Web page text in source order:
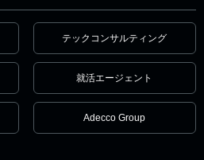
テックコンサルティング
就活エージェント
Adecco Group